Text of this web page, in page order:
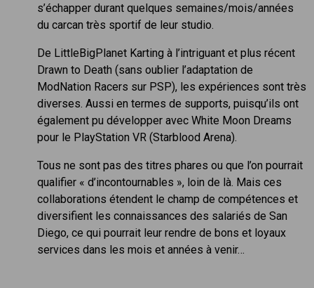
s’échapper durant quelques semaines/mois/années
du carcan très sportif de leur studio.
De LittleBigPlanet Karting à l’intriguant et plus récent
Drawn to Death (sans oublier l’adaptation de
ModNation Racers sur PSP), les expériences sont très
diverses. Aussi en termes de supports, puisqu’ils ont
également pu développer avec White Moon Dreams
pour le PlayStation VR (Starblood Arena).
Tous ne sont pas des titres phares ou que l’on pourrait
qualifier « d’incontournables », loin de là. Mais ces
collaborations étendent le champ de compétences et
diversifient les connaissances des salariés de San
Diego, ce qui pourrait leur rendre de bons et loyaux
services dans les mois et années à venir…